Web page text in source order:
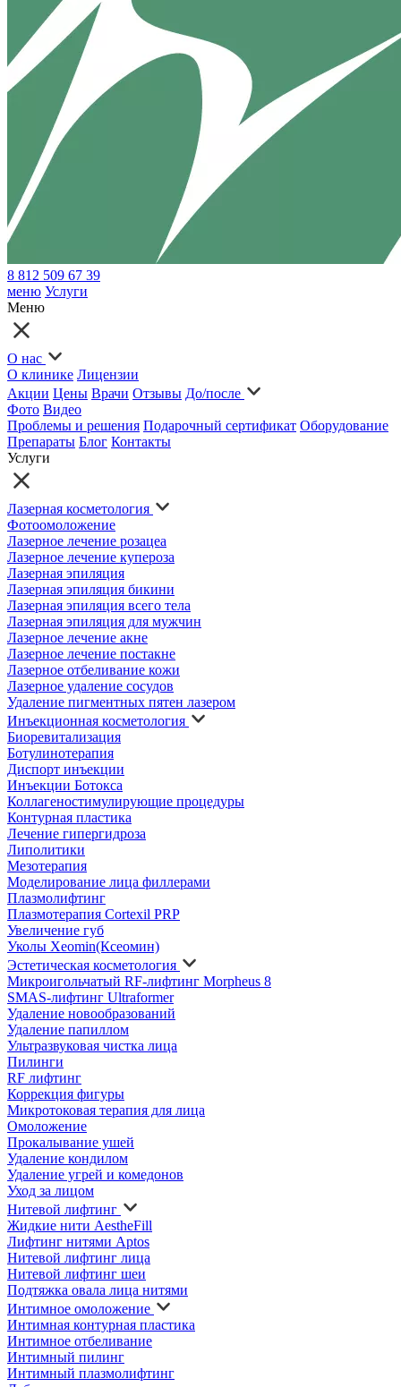
8 812 509 67 39
меню Услуги
Меню
О нас
О клинике Лицензии
Акции Цены Врачи Отзывы До/после
Фото Видео
Проблемы и решения Подарочный сертификат Оборудование
Препараты Блог Контакты
Услуги
Лазерная косметология
Фотоомоложение
Лазерное лечение розацеа
Лазерное лечение купероза
Лазерная эпиляция
Лазерная эпиляция бикини
Лазерная эпиляция всего тела
Лазерная эпиляция для мужчин
Лазерное лечение акне
Лазерное лечение постакне
Лазерное отбеливание кожи
Лазерное удаление сосудов
Удаление пигментных пятен лазером
Инъекционная косметология
Биоревитализация
Ботулинотерапия
Диспорт инъекции
Инъекции Ботокса
Коллагеностимулирующие процедуры
Контурная пластика
Лечение гипергидроза
Липолитики
Мезотерапия
Моделирование лица филлерами
Плазмолифтинг
Плазмотерапия Cortexil PRP
Увеличение губ
Уколы Xeomin(Ксеомин)
Эстетическая косметология
Микроигольчатый RF-лифтинг Morpheus 8
SMAS-лифтинг Ultraformer
Удаление новообразований
Удаление папиллом
Ультразвуковая чистка лица
Пилинги
RF лифтинг
Коррекция фигуры
Микротоковая терапия для лица
Омоложение
Прокалывание ушей
Удаление кондилом
Удаление угрей и комедонов
Уход за лицом
Нитевой лифтинг
Жидкие нити AestheFill
Лифтинг нитями Aptos
Нитевой лифтинг лица
Нитевой лифтинг шеи
Подтяжка овала лица нитями
Интимное омоложение
Интимная контурная пластика
Интимное отбеливание
Интимный пилинг
Интимный плазмолифтинг